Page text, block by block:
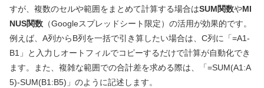
すが、複数のセルや範囲をまとめて計算する場合はSUM関数やMI
NUS関数 （Googleスプレッドシート限定）の活用が効果的です。
例えば、A列からB列を一括で引き算したい場合は、C列に「=A1-
B1」と入力しオートフィルでコピーするだけで計算が自動化でき
ます。また、複雑な範囲での合計差を求める際は、「=SUM(A1:A
5)-SUM(B1:B5)」のように記述します。